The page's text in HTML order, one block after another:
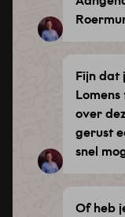
Fijn dat
over
gerust
snel
Of heb